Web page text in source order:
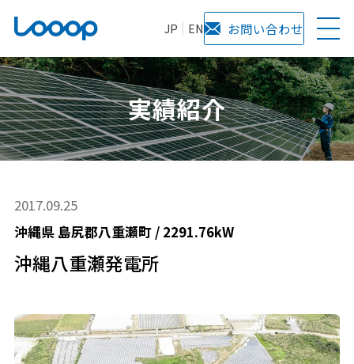
JP EN お問い合わせ
実績紹介
2017.09.25
沖縄県 島尻郡八重瀬町/ 2291.76kW
沖縄八重瀬発電所